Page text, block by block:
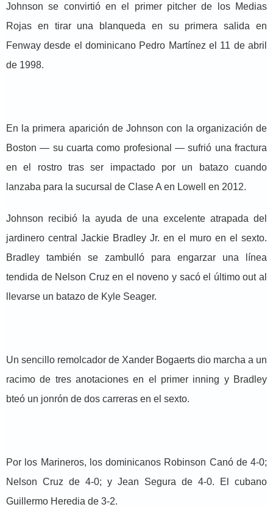
Johnson se convirtió en el primer pitcher de los Medias
Rojas en tirar una blanqueda en su primera salida en
Fenway desde el dominicano Pedro Martínez el 11 de abril
de 1998.
En la primera aparición de Johnson con la organización de
Boston — su cuarta como profesional — sufrió una fractura
en el rostro tras ser impactado por un batazo cuando
lanzaba para la sucursal de Clase A en Lowell en 2012.
Johnson recibió la ayuda de una excelente atrapada del
jardinero central Jackie Bradley Jr. en el muro en el sexto.
Bradley también se zambulló para engarzar una línea
tendida de Nelson Cruz en el noveno y sacó el último out al
llevarse un batazo de Kyle Seager.
Un sencillo remolcador de Xander Bogaerts dio marcha a un
racimo de tres anotaciones en el primer inning y Bradley
bteó un jonrón de dos carreras en el sexto.
Por los Marineros, los dominicanos Robinson Canó de 4-0;
Nelson Cruz de 4-0; y Jean Segura de 4-0. El cubano
Guillermo Heredia de 3-2.